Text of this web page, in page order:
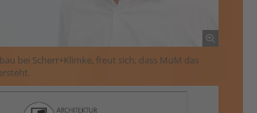
bei Scherr+Klimke, freut sich, dass MuM das